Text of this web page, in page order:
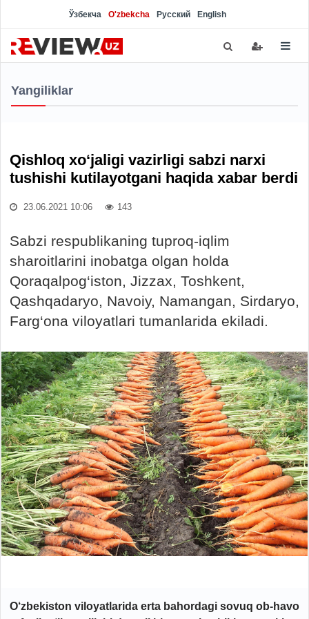
Ўзбекча O'zbekcha Русский English
Yangiliklar
Qishloq xo‘jaligi vazirligi sabzi narxi
tushishi kutilayotgani haqida xabar berdi
23.06.2021 10:06 143
Sabzi respublikaning tuproq-iqlim
sharoitlarini inobatga olgan holda
Qoraqalpog‘iston, Jizzax, Toshkent,
Qashqadaryo, Navoiy, Namangan, Sirdaryo,
Farg‘ona viloyatlari tumanlarida ekiladi.
O‘zbekiston viloyatlarida erta bahordagi sovuq ob-havo